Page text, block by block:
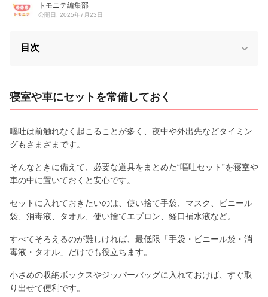
トモニテ編集部
公開日: 2025年7月23日
目次
寝室や車にセットを常備しておく
嘔吐は前触れなく起こることが多く、夜中や外出先などタイミン
グもさまざまです。
そんなときに備えて、必要な道具をまとめた“嘔吐セット”を寝室や
車の中に置いておくと安心です。
セットに入れておきたいのは、使い捨て手袋、マスク、ビニール
袋、消毒液、タオル、使い捨てエプロン、経口補水液など。
すべてそろえるのが難しければ、最低限「手袋・ビニール袋・消
毒液・タオル」だけでも役立ちます。
小さめの収納ボックスやジッパーバッグに入れておけば、すぐ取
り出せて便利です。